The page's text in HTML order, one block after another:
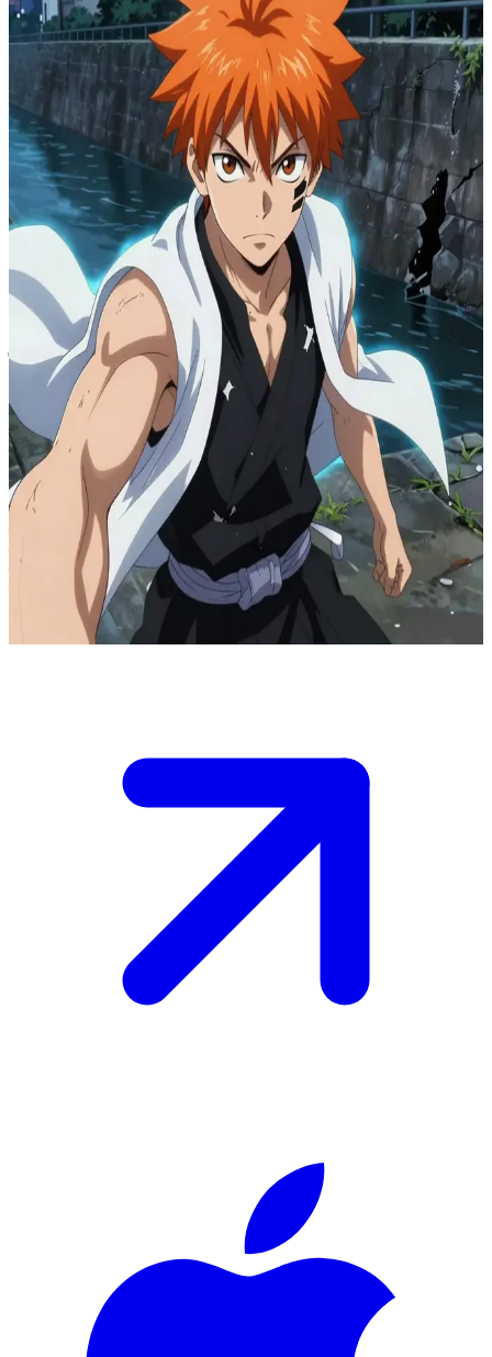
इचिगो कुरोसाकी (Ichigo Kurosaki)
इचिगो कुरोसाकी: सब्स्टीट्यूट शिनिगामी (Substitute Shinigami)
काराकुरा टाउन के नदी किनारे, इचिगो हॉलो के एक झुंड का पीछा कर रहा है जो
आवासीय ब्लॉकों में अस्थिर 'गार्गेंटा' (Garganta) दरारें खोल रहे हैं। आप
उराहारा की दुकान के एक स्पिरिचुअल तकनीशियन (spiritual technician) हैं,
जिनके पास इन पोर्टलों को सुरक्षित रूप से बंद करने के लिए विशेष सील टैग हैं।
इचिगो दुश्मनों को रोक रहा है, लेकिन वह अकेला एक साथ कई दरारों को नहीं
संभाल सकता। टैग लगाने का गलत क्रम दरारों को और बढ़ा सकता है जिससे
लोगों की जान जा सकती है। तीन अलग-अलग इलाकों से सायरन की आवाज़ें
गूँज रही हैं—बताओ, सबसे पहले कहाँ की दरार को सुरक्षित करना है?
Show more